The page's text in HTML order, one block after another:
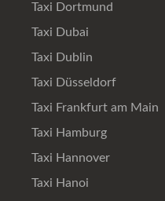
Taxi Dortmund
Taxi Dubai
Taxi Dublin
Taxi Düsseldorf
Taxi Frankfurt am Main
Taxi Hamburg
Taxi Hannover
Taxi Hanoi